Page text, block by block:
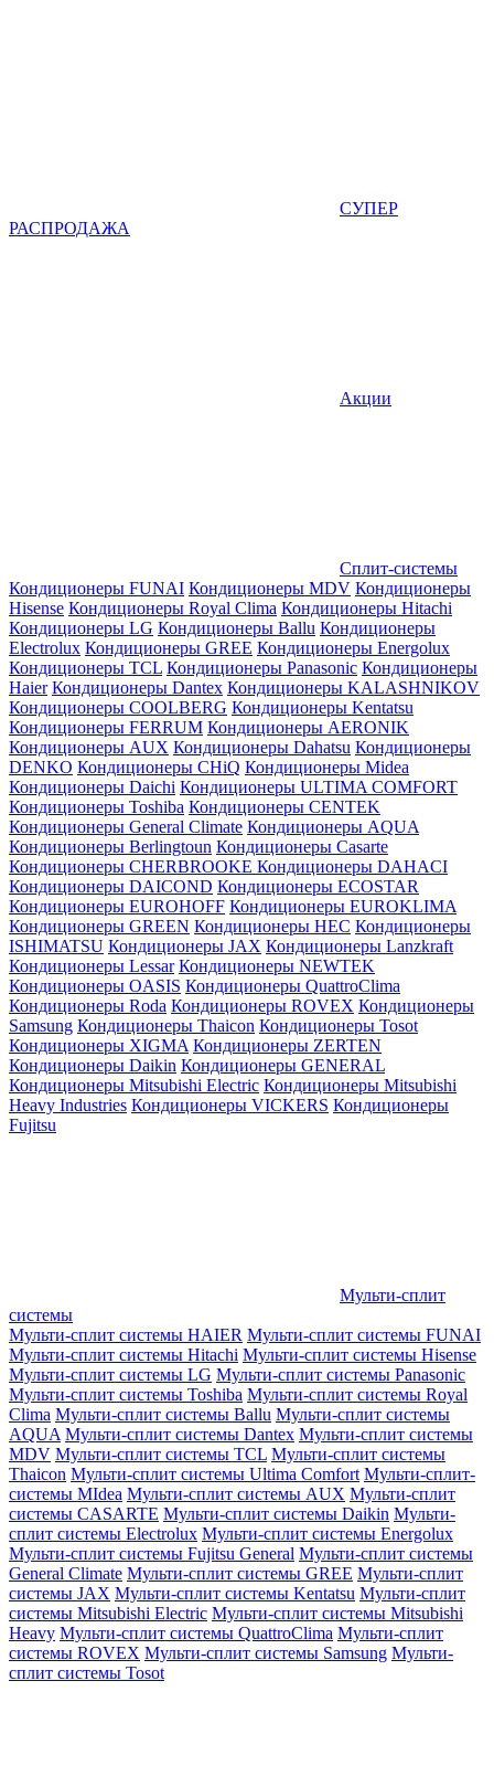
СУПЕР
РАСПРОДАЖА
Акции
Сплит-системы
Кондиционеры FUNAI Кондиционеры MDV Кондиционеры
Hisense Кондиционеры Royal Clima Кондиционеры Hitachi
Кондиционеры LG Кондиционеры Ballu Кондиционеры
Electrolux Кондиционеры GREE Кондиционеры Energolux
Кондиционеры TCL Кондиционеры Panasonic Кондиционеры
Haier Кондиционеры Dantex Кондиционеры KALASHNIKOV
Кондиционеры СOOLBERG Кондиционеры Kentatsu
Кондиционеры FERRUM Кондиционеры AERONIK
Кондиционеры AUX Кондиционеры Dahatsu Кондиционеры
DENKO Кондиционеры CHiQ Кондиционеры Midea
Кондиционеры Daichi Кондиционеры ULTIMA COMFORT
Кондиционеры Toshiba Кондиционеры CENTEK
Кондиционеры General Climate Кондиционеры AQUA
Кондиционеры Berlingtoun Кондиционеры Casarte
Кондиционеры CHERBROOKE Кондиционеры DAHACI
Кондиционеры DAICOND Кондиционеры ECOSTAR
Кондиционеры EUROHOFF Кондиционеры EUROKLIMA
Кондиционеры GREEN Кондиционеры HEC Кондиционеры
ISHIMATSU Кондиционеры JAX Кондиционеры Lanzkraft
Кондиционеры Lessar Кондиционеры NEWTEK
Кондиционеры OASIS Кондиционеры QuattroClima
Кондиционеры Roda Кондиционеры ROVEX Кондиционеры
Samsung Кондиционеры Thaicon Кондиционеры Tosot
Кондиционеры XIGMA Кондиционеры ZERTEN
Кондиционеры Daikin Кондиционеры GENERAL
Кондиционеры Mitsubishi Electric Кондиционеры Mitsubishi
Heavy Industries Кондиционеры VICKERS Кондиционеры
Fujitsu
Мульти-сплит
системы
Мульти-сплит системы HAIER Мульти-сплит системы FUNAI
Мульти-сплит системы Hitachi Мульти-сплит системы Hisense
Мульти-сплит системы LG Мульти-сплит системы Panasonic
Мульти-сплит системы Toshiba Мульти-сплит системы Royal
Clima Мульти-сплит системы Ballu Мульти-сплит системы
AQUA Мульти-сплит системы Dantex Мульти-сплит системы
MDV Мульти-сплит системы TCL Мульти-сплит системы
Thaicon Мульти-сплит системы Ultima Comfort Мульти-сплит-
системы MIdea Мульти-сплит системы AUX Мульти-сплит
системы CASARTE Мульти-сплит системы Daikin Мульти-
сплит системы Electrolux Мульти-сплит системы Energolux
Мульти-сплит системы Fujitsu General Мульти-сплит системы
General Climate Мульти-сплит системы GREE Мульти-сплит
системы JAX Мульти-сплит системы Kentatsu Мульти-сплит
системы Mitsubishi Electric Мульти-сплит системы Mitsubishi
Heavy Мульти-сплит системы QuattroClima Мульти-сплит
системы ROVEX Мульти-сплит системы Samsung Мульти-
сплит системы Tosot